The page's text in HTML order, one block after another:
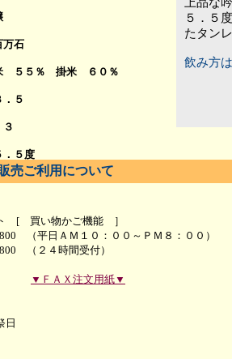
５．５
たタン
飲み方
万石
５５％ 掛米 ６０％
．５
３
．５度
売ご利用について
[ 買い物かご機能 ］
（平日ＡＭ１０：００～ＰＭ８：００）
（２４時間受付）
▼ＦＡＸ注文用紙▼
日